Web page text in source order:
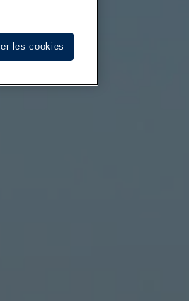
les cookies